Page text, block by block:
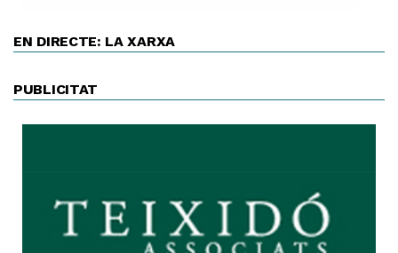
EN DIRECTE: LA XARXA
PUBLICITAT